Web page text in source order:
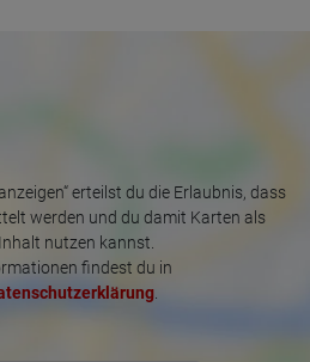
erteilst du die Erlaubnis, dass
werden und du damit Karten als
nutzen kannst.
findest du in